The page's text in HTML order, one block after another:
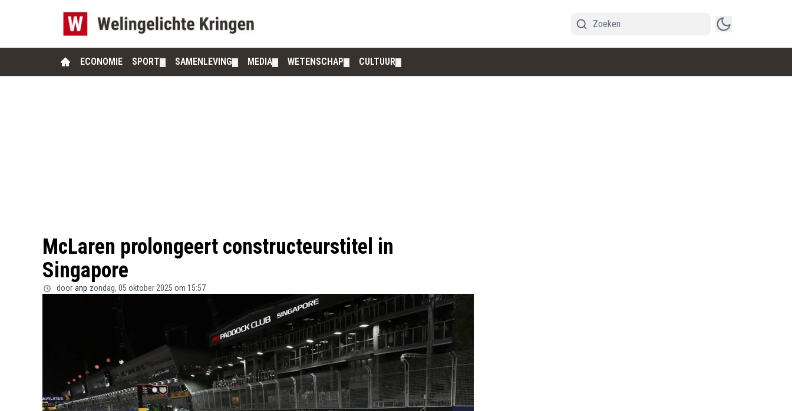
ECONOMIE SPORT SAMENLEVING MEDIA WETENSCHAP CULTUUR
McLaren prolongeert constructeurstitel in
Singapore
door anp zondag, 05 oktober 2025 om 15:57